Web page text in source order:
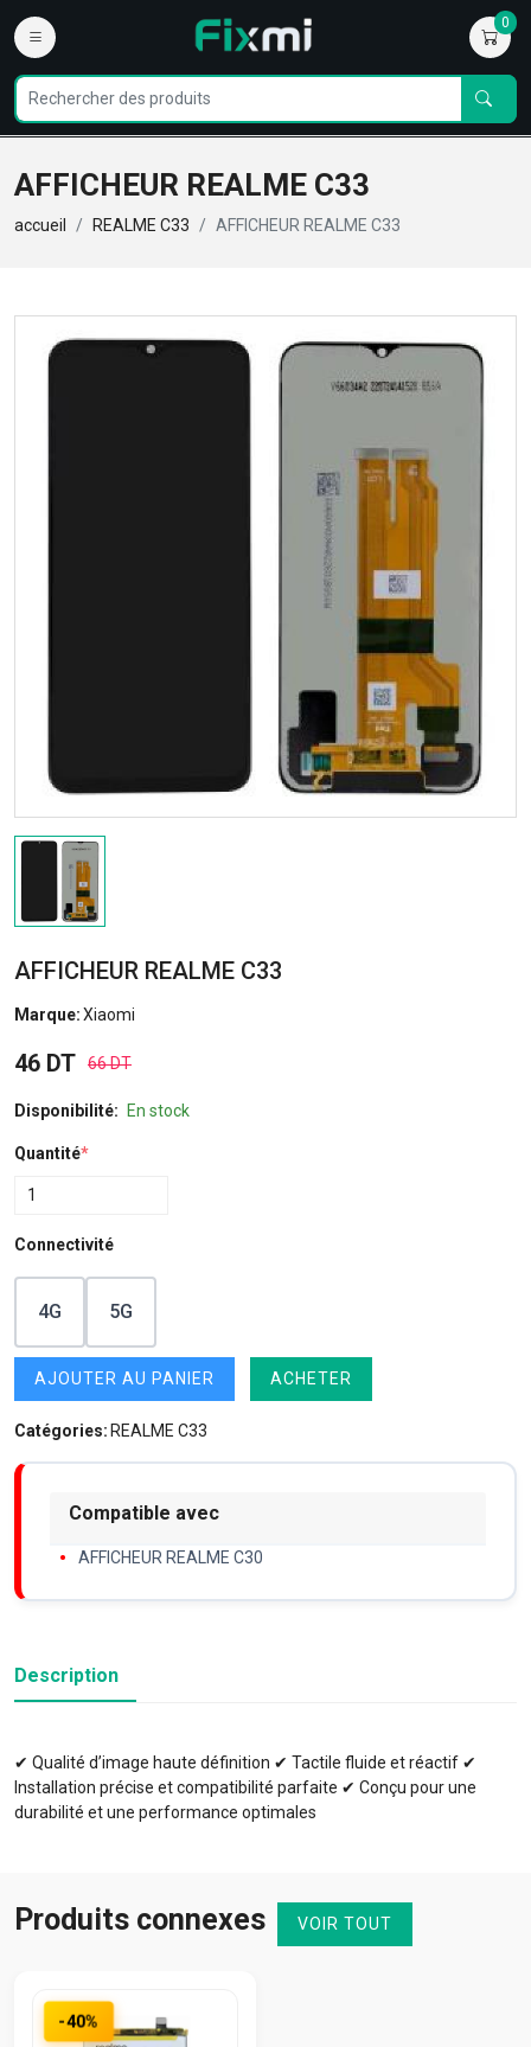
0
AFFICHEUR REALME C33
accueil REALME C33 AFFICHEUR REALME C33
AFFICHEUR REALME C33
Marque:Xiaomi
46 DT 66 DT
Disponibilité: En stock
Quantité*
Connectivité
4G 5G
AJOUTER AU PANIER ACHETER
Catégories: REALME C33
Compatible avec
AFFICHEUR REALME C30
Description
✔ Qualité d’image haute définition ✔ Tactile fluide et réactif ✔
Installation précise et compatibilité parfaite ✔ Conçu pour une
durabilité et une performance optimales
Produits connexes VOIR TOUT
-40%